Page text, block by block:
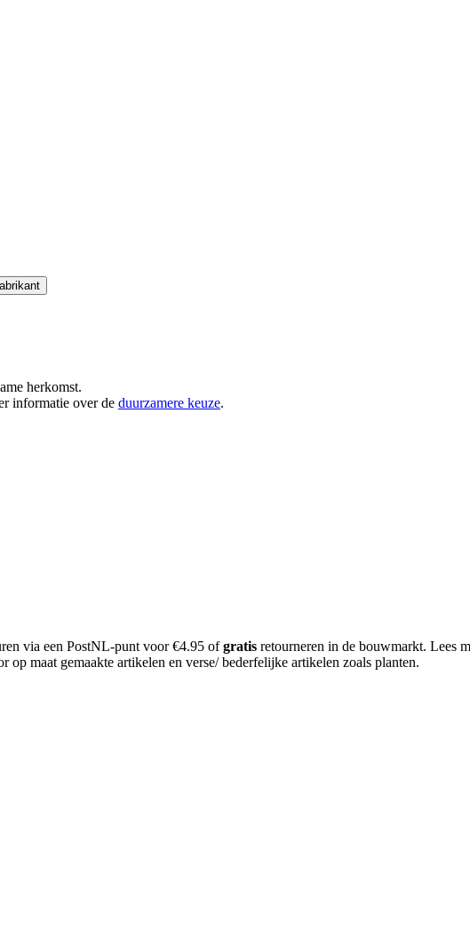
herkomst.
informatie over de duurzamere keuze.
via een PostNL-punt voor €4.95 ofgratis retourneren in de bouwmarkt. Lees
maat gemaakte artikelen en verse/ bederfelijke artikelen zoals planten.